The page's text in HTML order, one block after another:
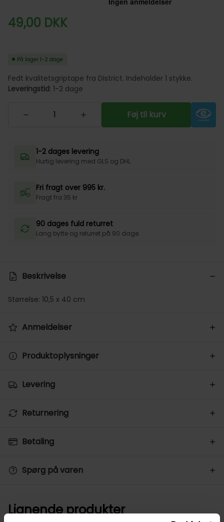
49,00 DKK
På lager 1-2 dage
Fedt kvalitetsgriptape fra District. Indeholder 1 stykke.
Leveringstid: 1-2 dage
Føj til kurv
1-2 dages levering
Hurtig levering med GLS og DHL
Fri fragt over 995 kr.
Fragt fra 35 kr
90 dages fuld returret
Lang bytte og returret på 90 dage.
Beskrivelse
Størrelse: 10,5 x 40 cm
Anmeldelser
Produktoplysninger
Levering
Returnering
Betaling
Spørg på varen
Lignende produkter